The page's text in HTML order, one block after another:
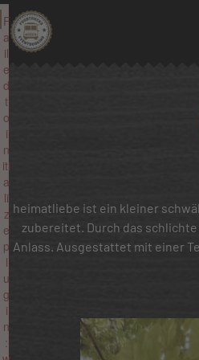
heimatliebe ist ein kleiner
zubereitet. Durch das
Anlass. Ausgestattet mit einer
F
a
il
e
d
t
o
i
n
iti
a
li
z
e
p
l
u
g
i
n
: